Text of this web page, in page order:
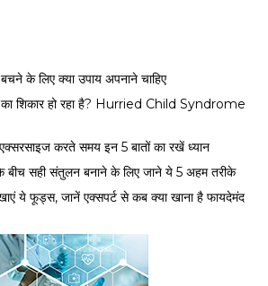
बचने के लिए क्या उपाय अपनाने चाहिए
का शिकार हो रहा है? Hurried Child Syndrome
एक्सरसाइज करते समय इन 5 बातों का रखें ध्यान
सही संतुलन बनाने के लिए जाने ये 5 अहम तरीके
ये फूड्स, जानें एक्सपर्ट से कब क्या खाना है फायदेमंद